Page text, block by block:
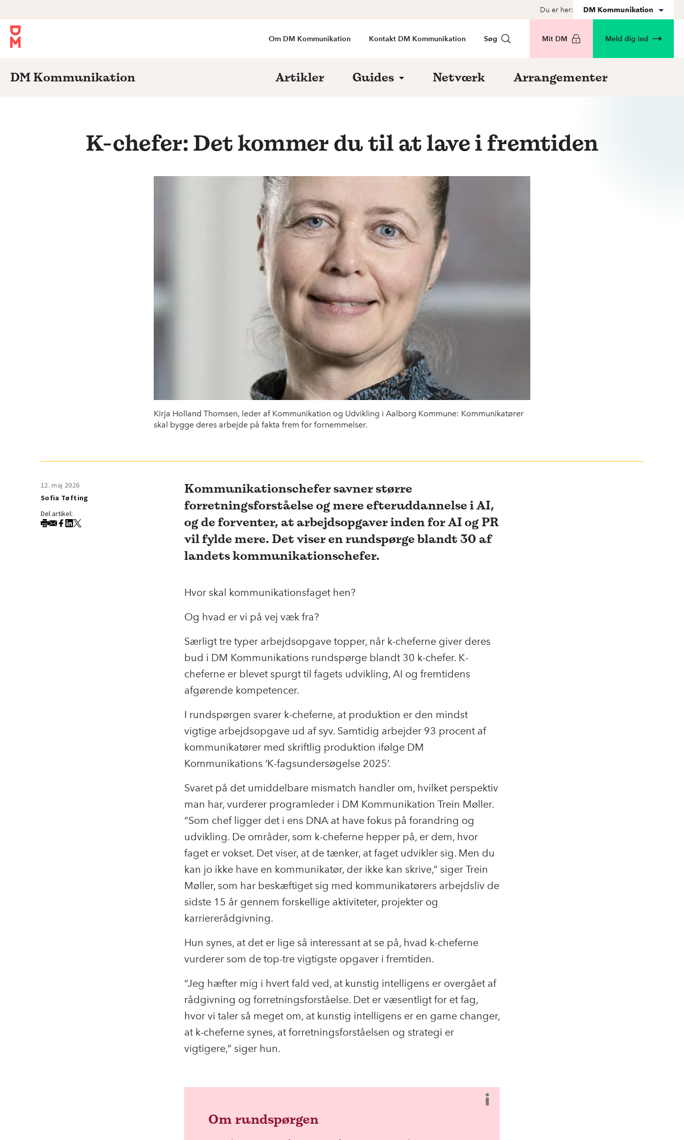
Du er her: DM Kommunikation
Om DM Kommunikation Kontakt DM Kommunikation Søg Mit DM Meld dig ind
DM Kommunikation Artikler Guides Netværk Arrangementer
K-chefer: Det kommer du til at lave i fremtiden
Kirja Holland Thomsen, leder af Kommunikation og Udvikling i Aalborg Kommune: Kommunikatører
skal bygge deres arbejde på fakta frem for fornemmelser.
12. maj 2026
Sofia Tøfting
Del artikel:
Kommunikationschefer savner større
forretningsforståelse og mere efteruddannelse i AI,
og de forventer, at arbejdsopgaver inden for AI og PR
vil fylde mere. Det viser en rundspørge blandt 30 af
landets kommunikationschefer.
Hvor skal kommunikationsfaget hen?
Og hvad er vi på vej væk fra?
Særligt tre typer arbejdsopgave topper, når k-cheferne giver deres
bud i DM Kommunikations rundspørge blandt 30 k-chefer. K-
cheferne er blevet spurgt til fagets udvikling, AI og fremtidens
afgørende kompetencer.
I rundspørgen svarer k-cheferne, at produktion er den mindst
vigtige arbejdsopgave ud af syv. Samtidig arbejder 93 procent af
kommunikatører med skriftlig produktion ifølge DM
Kommunikations ‘K-fagsundersøgelse 2025’.
Svaret på det umiddelbare mismatch handler om, hvilket perspektiv
man har, vurderer programleder i DM Kommunikation Trein Møller.
“Som chef ligger det i ens DNA at have fokus på forandring og
udvikling. De områder, som k-cheferne hepper på, er dem, hvor
faget er vokset. Det viser, at de tænker, at faget udvikler sig. Men du
kan jo ikke have en kommunikatør, der ikke kan skrive,” siger Trein
Møller, som har beskæftiget sig med kommunikatørers arbejdsliv de
sidste 15 år gennem forskellige aktiviteter, projekter og
karriererådgivning.
Hun synes, at det er lige så interessant at se på, hvad k-cheferne
vurderer som de top-tre vigtigste opgaver i fremtiden.
“Jeg hæfter mig i hvert fald ved, at kunstig intelligens er overgået af
rådgivning og forretningsforståelse. Det er væsentligt for et fag,
hvor vi taler så meget om, at kunstig intelligens er en game changer,
at k-cheferne synes, at forretningsforståelsen og strategi er
vigtigere,” siger hun.
Om rundspørgen